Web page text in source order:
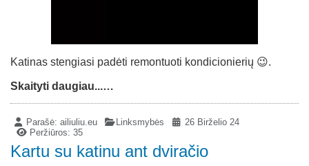
Katinas stengiasi padėti remontuoti kondicionierių 😉.
Skaityti daugiau...…
Parašė:ailiuliu.eu Linksmybės
26 Birželio 24
Peržiūros: 35
Kartu su katinu ant dviračio